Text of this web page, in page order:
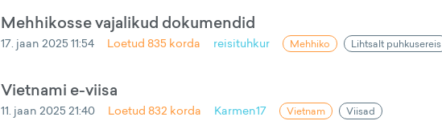
Mehhikosse vajalikud dokumendid
17. jaan 2025 11:54 Loetud835 korda reisituhkur Mehhiko Lihtsalt puhkusereis
Vietnami e-viisa
11. jaan 2025 21:40 Loetud832 korda Karmen17 Vietnam Viisad